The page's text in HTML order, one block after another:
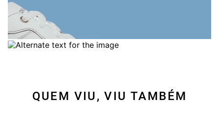
QUEM VIU, VIU TAMBÉM